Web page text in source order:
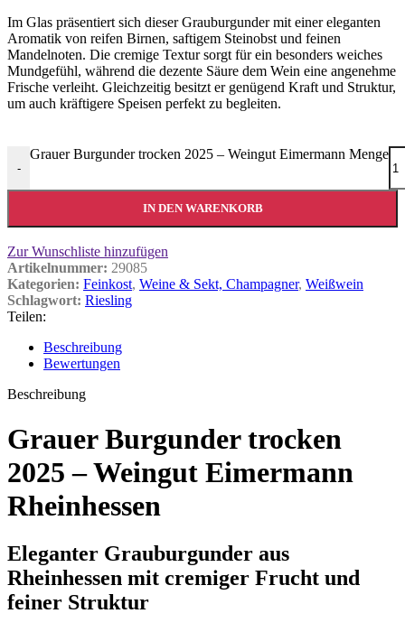
Im Glas präsentiert sich dieser Grauburgunder mit einer eleganten
Aromatik von reifen Birnen, saftigem Steinobst und feinen
Mandelnoten. Die cremige Textur sorgt für ein besonders weiches
Mundgefühl, während die dezente Säure dem Wein eine angenehme
Frische verleiht. Gleichzeitig besitzt er genügend Kraft und Struktur,
um auch kräftigere Speisen perfekt zu begleiten.
-
Grauer Burgunder trocken 2025 – Weingut Eimermann Menge
IN DEN WARENKORB
Zur Wunschliste hinzufügen
Artikelnummer: 29085
Kategorien: Feinkost, Weine & Sekt, Champagner, Weißwein
Schlagwort: Riesling
Teilen:
Beschreibung
Bewertungen
Beschreibung
Grauer Burgunder trocken
2025 – Weingut Eimermann
Rheinhessen
Eleganter Grauburgunder aus
Rheinhessen mit cremiger Frucht und
feiner Struktur